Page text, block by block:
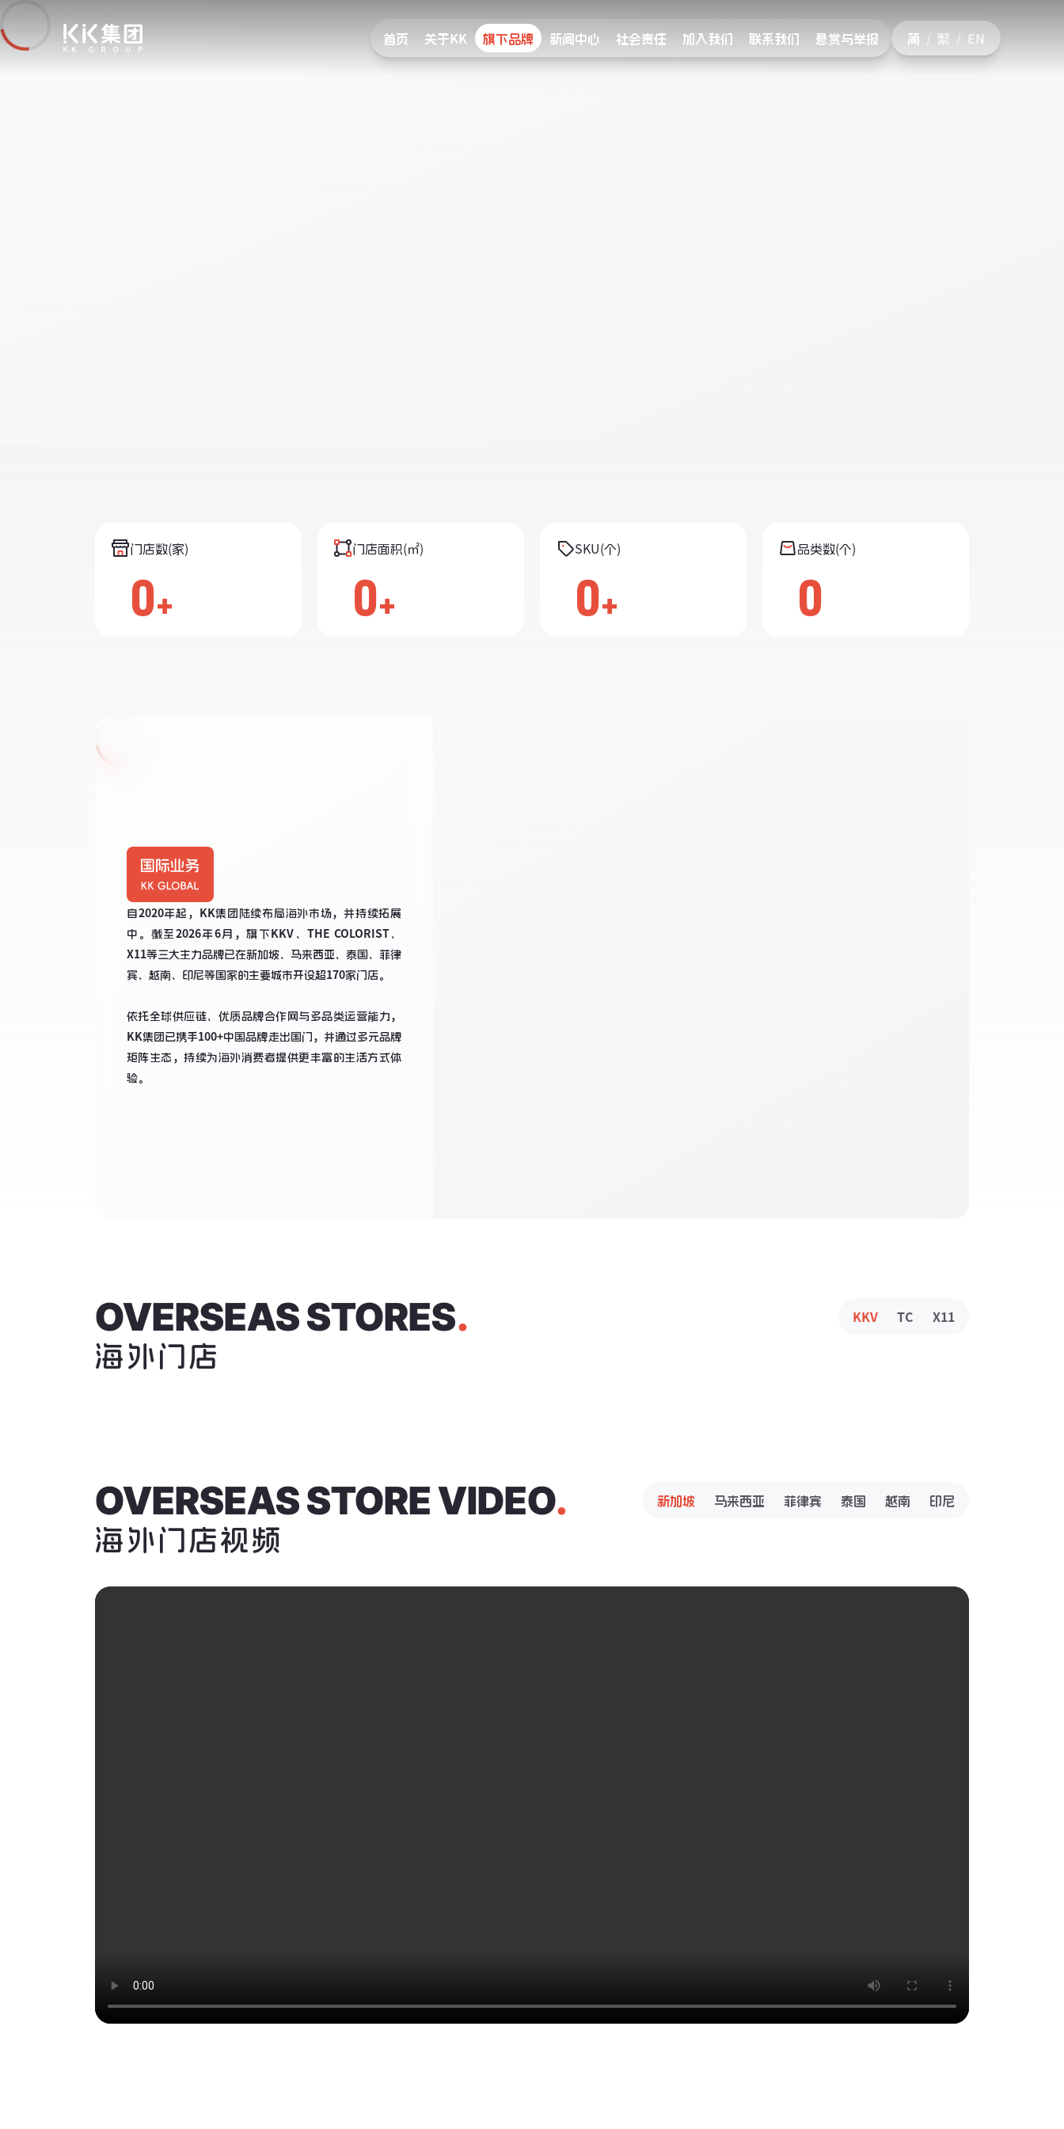
首页 关于KK 旗下品牌 新闻中心 社会责任 加入我们 联系我们 悬赏与举报 简 / 繁 / EN
门店数(家)
0+
门店面积(㎡)
0+
SKU(个)
0+
品类数(个)
0
自2020年起，KK集团陆续布局海外市场，并持续拓展
中。截至2026年6月，旗下KKV、THE COLORIST、
X11等三大主力品牌已在新加坡、马来西亚、泰国、菲律
宾、越南、印尼等国家的主要城市开设超170家门店。
依托全球供应链、优质品牌合作网与多品类运营能力，
KK集团已携手100+中国品牌走出国门，并通过多元品牌
矩阵生态，持续为海外消费者提供更丰富的生活方式体
验。
OVERSEAS STORES.
海外门店
KKV TC X11
OVERSEAS STORE VIDEO.
海外门店视频
新加坡 马来西亚 菲律宾 泰国 越南 印尼